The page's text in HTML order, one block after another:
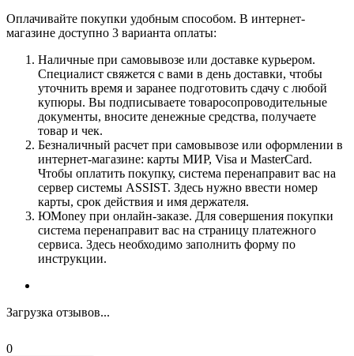
Оплачивайте покупки удобным способом. В интернет-
магазине доступно 3 варианта оплаты:
Наличные при самовывозе или доставке курьером.
Специалист свяжется с вами в день доставки, чтобы
уточнить время и заранее подготовить сдачу с любой
купюры. Вы подписываете товаросопроводительные
документы, вносите денежные средства, получаете
товар и чек.
Безналичный расчет при самовывозе или оформлении в
интернет-магазине: карты МИР, Visa и MasterCard.
Чтобы оплатить покупку, система перенаправит вас на
сервер системы ASSIST. Здесь нужно ввести номер
карты, срок действия и имя держателя.
ЮMoney при онлайн-заказе. Для совершения покупки
система перенаправит вас на страницу платежного
сервиса. Здесь необходимо заполнить форму по
инструкции.
Загрузка отзывов...
0